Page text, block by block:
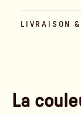
LIVRAISON &
La